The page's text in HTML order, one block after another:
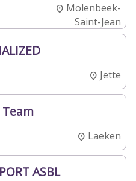
Molenbeek-
Saint-Jean
Jette
Team
Laeken
ASBL